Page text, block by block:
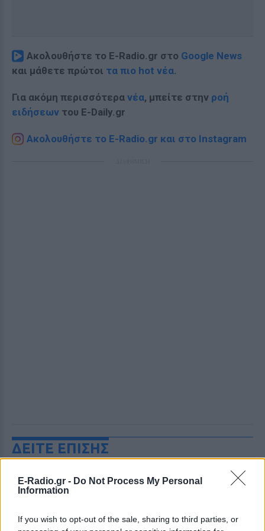
E-Radio.gr - Do Not Process My Personal
Information
If you wish to opt-out of the sale, sharing to third parties, or
Ακολουθήστε το E-Radio.gr στο Google News
και μάθετε πρώτοι τα πιο hot νέα.
Για ακόμη περισσότερα νέα, μπείτε στην ροή
ειδήσεων του E-Daily.gr
Ακολουθήστε το E-Radio.gr και στο Instagram
ΔΕΙΤΕ ΕΠΙΣΗΣ
ΣΤΗΝ ΙΔΙΑ ΚΑΤΗΓΟΡΙΑ
σκληραίνει τους όρους για τα